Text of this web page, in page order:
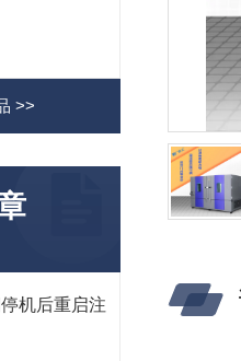
>>
机后重启注